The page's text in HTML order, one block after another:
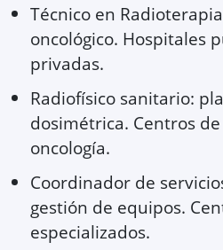
Técnico en
oncológico. Hospitales
privadas.
Radiofísico sanitario:
dosimétrica. Centros
oncología.
Coordinador de
gestión de equipos.
especializados.